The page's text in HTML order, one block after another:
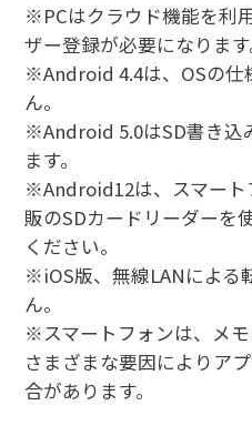
※PCはクラウド機能を利
ザー登録が必要になります
※Android 4.4は、OSの仕
ん。
※Android 5.0はSD書き込
ます。
※Android12は、スマート
販のSDカードリーダーを
ください。
※iOS版、無線LANによる
ん。
※スマートフォンは、メ
さまざまな要因によりア
合があります。